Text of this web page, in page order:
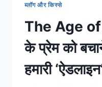
न्यूट
की
पहली
और
आखिरी
ब्लॉग और किस्से
The Age of
के प्रेम को
हमारी